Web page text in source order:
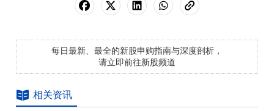
每日最新、最全的新股申购指南与深度剖析，
请立即前往新股频道
相关资讯